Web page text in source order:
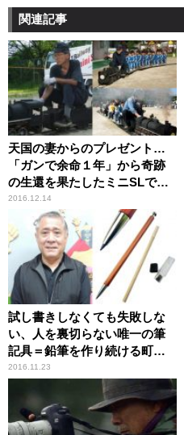
関連記事
天国の妻からのプレゼント…
「ガンで余命１年」から奇跡
の生還を果たしたミニSLで全
国を巡る男性「あけの語りび
と」（朗読公開）
2016.12.14
試し書きしなくても失敗しな
い、人を裏切らない唯一の筆
記具＝鉛筆を作り続ける町工
場。 「あけの語りびと」（朗
2016.11.23